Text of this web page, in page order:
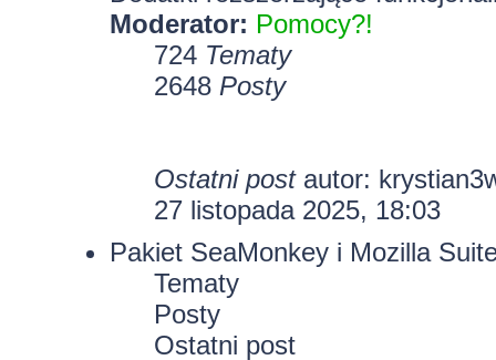
Moderator: Pomocy?!
724 Tematy
2648 Posty
Ostatni postautor:
27 listopada 2025, 18:03
Pakiet SeaMonkey i Mozilla
Tematy
Posty
Ostatni post